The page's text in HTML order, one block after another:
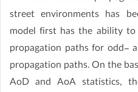
street environments has
model first has the ability
propagation paths for odd-
propagation paths. On the
AoD and AoA statistics,